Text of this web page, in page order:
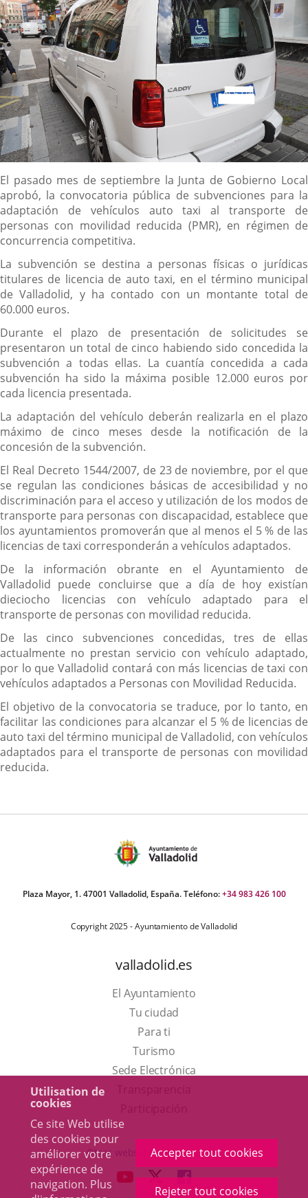
Utilisation de
cookies
Ce site Web utilise
des cookies pour
améliorer votre
expérience de
navigation. Plus
Accepter tout cookies
Rejeter tout cookies
Descripción
El pasado mes de septiembre la Junta de Gobierno Local
aprobó, la convocatoria pública de subvenciones para la
adaptación de vehículos auto taxi al transporte de
personas con movilidad reducida (PMR), en régimen de
concurrencia competitiva.
La subvención se destina a personas físicas o jurídicas
titulares de licencia de auto taxi, en el término municipal
de Valladolid, y ha contado con un montante total de
60.000 euros.
Durante el plazo de presentación de solicitudes se
presentaron un total de cinco habiendo sido concedida la
subvención a todas ellas. La cuantía concedida a cada
subvención ha sido la máxima posible 12.000 euros por
cada licencia presentada.
La adaptación del vehículo deberán realizarla en el plazo
máximo de cinco meses desde la notificación de la
concesión de la subvención.
El Real Decreto 1544/2007, de 23 de noviembre, por el que
se regulan las condiciones básicas de accesibilidad y no
discriminación para el acceso y utilización de los modos de
transporte para personas con discapacidad, establece que
los ayuntamientos promoverán que al menos el 5 % de las
licencias de taxi corresponderán a vehículos adaptados.
De la información obrante en el Ayuntamiento de
Valladolid puede concluirse que a día de hoy existían
dieciocho licencias con vehículo adaptado para el
transporte de personas con movilidad reducida.
De las cinco subvenciones concedidas, tres de ellas
actualmente no prestan servicio con vehículo adaptado,
por lo que Valladolid contará con más licencias de taxi con
vehículos adaptados a Personas con Movilidad Reducida.
El objetivo de la convocatoria se traduce, por lo tanto, en
facilitar las condiciones para alcanzar el 5 % de licencias de
auto taxi del término municipal de Valladolid, con vehículos
adaptados para el transporte de personas con movilidad
reducida.
Plaza Mayor, 1. 47001 Valladolid, España. Teléfono:+34 983 426 100
Copyright 2025 - Ayuntamiento de Valladolid
valladolid.es
El Ayuntamiento
Tu ciudad
Para ti
TurismoEste
enlace
una
ventana
nueva.
Sede Electrónica
externa.
Otras webs del ayuntamiento
ENLACEENLACE
A
ENLACE
A